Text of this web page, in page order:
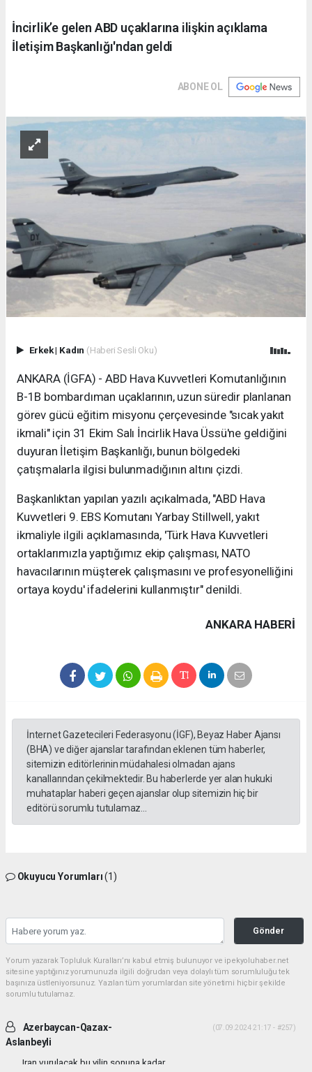
İncirlik’e gelen ABD uçaklarına ilişkin açıklama
İletişim Başkanlığı'ndan geldi
ABONE OL
Erkek| Kadın (Haberi Sesli Oku)
ANKARA (İGFA) - ABD Hava Kuvvetleri Komutanlığının
B-1B bombardıman uçaklarının, uzun süredir planlanan
görev gücü eğitim misyonu çerçevesinde "sıcak yakıt
ikmali" için 31 Ekim Salı İncirlik Hava Üssü'ne geldiğini
duyuran İletişim Başkanlığı, bunun bölgedeki
çatışmalarla ilgisi bulunmadığının altını çizdi.
Başkanlıktan yapılan yazılı açıkalmada, "ABD Hava
Kuvvetleri 9. EBS Komutanı Yarbay Stillwell, yakıt
ikmaliyle ilgili açıklamasında, 'Türk Hava Kuvvetleri
ortaklarımızla yaptığımız ekip çalışması, NATO
havacılarının müşterek çalışmasını ve profesyonelliğini
ortaya koydu' ifadelerini kullanmıştır" denildi.
ANKARA HABERİ
İnternet Gazetecileri Federasyonu (İGF), Beyaz Haber Ajansı
(BHA) ve diğer ajanslar tarafından eklenen tüm haberler,
sitemizin editörlerinin müdahalesi olmadan ajans
kanallarından çekilmektedir. Bu haberlerde yer alan hukuki
muhataplar haberi geçen ajanslar olup sitemizin hiç bir
editörü sorumlu tutulamaz...
Okuyucu Yorumları(1)
Gönder
Yorum yazarak Topluluk Kuralları’nı kabul etmiş bulunuyor ve ipekyoluhaber.net
sitesine yaptığınız yorumunuzla ilgili doğrudan veya dolaylı tüm sorumluluğu tek
başınıza üstleniyorsunuz. Yazılan tüm yorumlardan site yönetimi hiçbir şekilde
sorumlu tutulamaz.
Azerbaycan-Qazax-
Aslanbeyli
(07.09.2024 21:17 - #257)
Iran vurulacak bu yilin sonuna kadar...